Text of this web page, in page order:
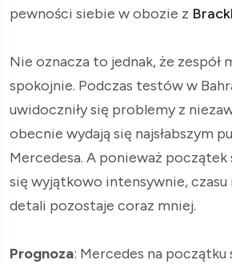
pewności siebie w obozie z
Nie oznacza to jednak, że zespół
spokojnie. Podczas testów w
uwidoczniły się problemy z
obecnie wydają się najsłabszym
Mercedesa. A ponieważ początek
się wyjątkowo intensywnie, czasu
detali pozostaje coraz mniej.
Prognoza: Mercedes na początku